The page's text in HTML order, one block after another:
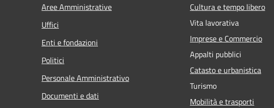
Aree Amministrative
Uffici
Enti e fondazioni
Politici
Personale Amministrativo
Documenti e dati
Cultura e tempo libero
Vita lavorativa
Imprese e Commercio
Appalti pubblici
Catasto e urbanistica
Turismo
Mobilità e trasporti